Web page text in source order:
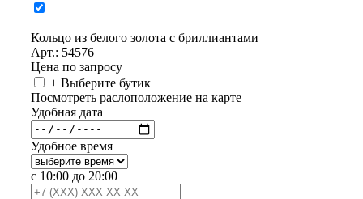
Кольцо из белого золота с бриллиантами
Арт.: 54576
Цена по запросу
+ Выберите бутик
Посмотреть раслоположение на карте
Удобная дата
Удобное время
с 10:00 до 20:00